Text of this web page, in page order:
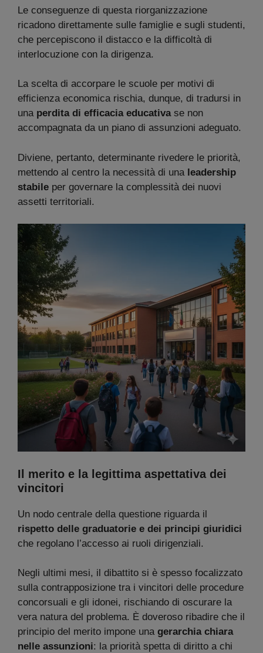
Le conseguenze di questa riorganizzazione
ricadono direttamente sulle famiglie e sugli studenti,
che percepiscono il distacco e la difficoltà di
interlocuzione con la dirigenza.
La scelta di accorpare le scuole per motivi di
efficienza economica rischia, dunque, di tradursi in
una perdita di efficacia educativase non
accompagnata da un piano di assunzioni adeguato.
Diviene, pertanto, determinante rivedere le priorità,
mettendo al centro la necessità di una leadership
stabile per governare la complessità dei nuovi
assetti territoriali.
Il merito e la legittima aspettativa dei
vincitori
Un nodo centrale della questione riguarda il
rispetto delle graduatorie e dei principi giuridici
che regolano l’accesso ai ruoli dirigenziali.
Negli ultimi mesi, il dibattito si è spesso focalizzato
sulla contrapposizione tra i vincitori delle procedure
concorsuali e gli idonei, rischiando di oscurare la
vera natura del problema. È doveroso ribadire che il
principio del merito impone una gerarchia chiara
nelle assunzioni: la priorità spetta di diritto a chi